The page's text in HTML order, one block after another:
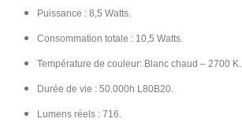
Puissance : 8,5 Watts.
Consommation totale : 10,5 Watts.
Température de couleur: Blanc chaud – 2700 K.
Durée de vie : 50.000h L80B20.
Lumens réels : 716.